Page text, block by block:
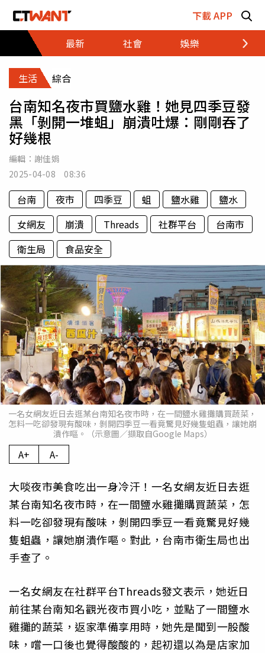
下載 APP
最新
社會 娛樂 財經
生活 綜合
台南知名夜市買鹽水雞！她見四季豆發
黑「剝開一堆蛆」崩潰吐爆：剛剛吞了
好幾根
編輯： 謝佳娟
2025-04-08 08:36
台南 夜市 四季豆 蛆 鹽水雞
鹽水
女網友
崩潰 Threads 社群平台
台南市
衛生局
食品安全
一名女網友近日去逛某台南知名夜市時，在一間鹽水雞攤購買蔬菜，
怎料一吃卻發現有酸味，剝開四季豆一看竟驚見好幾隻蛆蟲，讓她崩
潰作嘔。（示意圖／擷取自Google Maps）
A+ A-
大啖夜市美食吃出一身冷汗！一名女網友近日去逛
某台南知名夜市時，在一間鹽水雞攤購買蔬菜，怎
料一吃卻發現有酸味，剝開四季豆一看竟驚見好幾
隻蛆蟲，讓她崩潰作嘔。對此，台南市衛生局也出
手查了。
一名女網友在社群平台Threads發文表示，她近日
前往某台南知名觀光夜市買小吃，並點了一間鹽水
雞攤的蔬菜，返家準備享用時，她先是聞到一股酸
味，嚐一口後也覺得酸酸的，起初還以為是店家加